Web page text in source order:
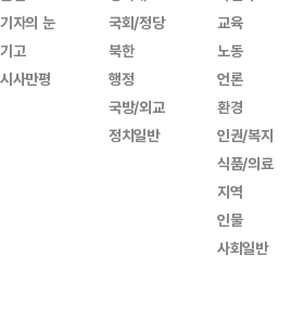
기자의 눈
기고
시사만평
국회/정당
북한
행정
국방/외교
정치일반
교육
노동
언론
환경
인권/복지
식품/의료
지역
인물
사회일반